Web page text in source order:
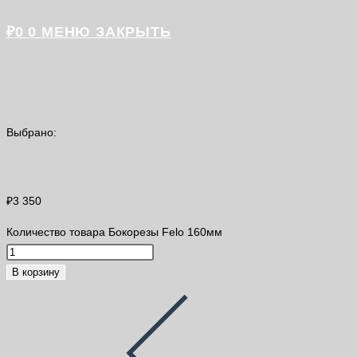
₽0 0 МЕНЮ ЗАКРЫТЬ
Выбрано:
₽3 350
Количество товара Бокорезы Felo 160мм
В корзину